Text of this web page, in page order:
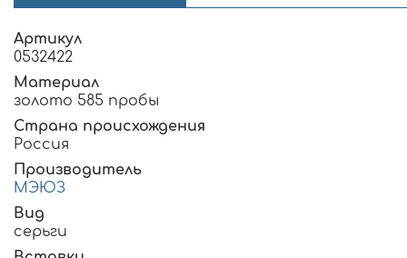
Артикул
0532422
Материал
золото 585 пробы
Страна происхождения
Россия
Производитель
МЭЮЗ
Вид
серьги